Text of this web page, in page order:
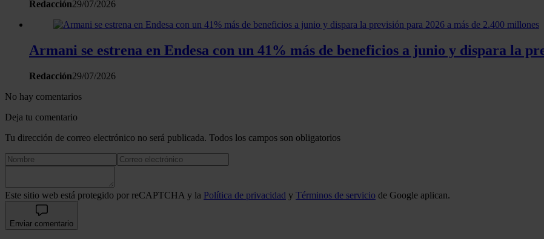
Redacción29/07/2026
Armani se estrena en Endesa con un 41% más de beneficios a junio y dispara la
Redacción29/07/2026
No hay comentarios
Deja tu comentario
Tu dirección de correo electrónico no será publicada. Todos los campos son obligatorios
Este sitio web está protegido por reCAPTCHA y la Política de privacidad y Términos de servicio de Google aplican.
Enviar comentario